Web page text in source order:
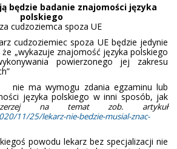
będzie badanie znajomości języka
polskiego
cudzoziemca spoza UE
spoza UE będzie jedynie
że „wykazuje znajomość języka polskiego
powierzonego jej zakresu
zdania egzaminu lub
języka polskiego w inni sposób, jak
na temat zob. artykuł
11/25/lekarz-nie-bedzie-musial-znac-
lekarz bez specjalizacji nie